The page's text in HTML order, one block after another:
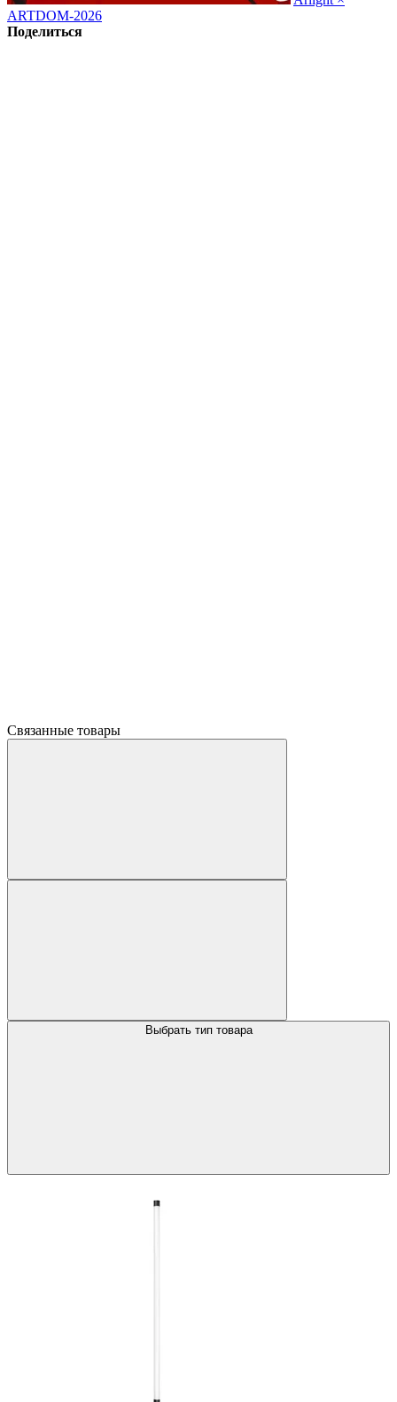
ARTDOM-2026
Поделиться
Связанные товары
Выбрать тип товара